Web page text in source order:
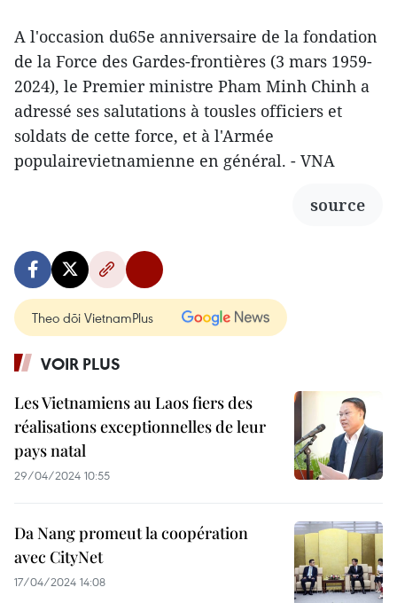
A l'occasion du65e anniversaire de la fondation
de la Force des Gardes-frontières (3 mars 1959-
2024), le Premier ministre Pham Minh Chinh a
adressé ses salutations à tousles officiers et
soldats de cette force, et à l'Armée
populairevietnamienne en général. - VNA
source
Theo dõi VietnamPlus
VOIR PLUS
Les Vietnamiens au Laos fiers des
réalisations exceptionnelles de leur
pays natal
29/04/2024 10:55
Da Nang promeut la coopération
avec CityNet
17/04/2024 14:08